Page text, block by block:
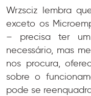
Wrzsciz lembra
exceto os
– precisa ter
necessário, mas
nos procura,
sobre o
pode se